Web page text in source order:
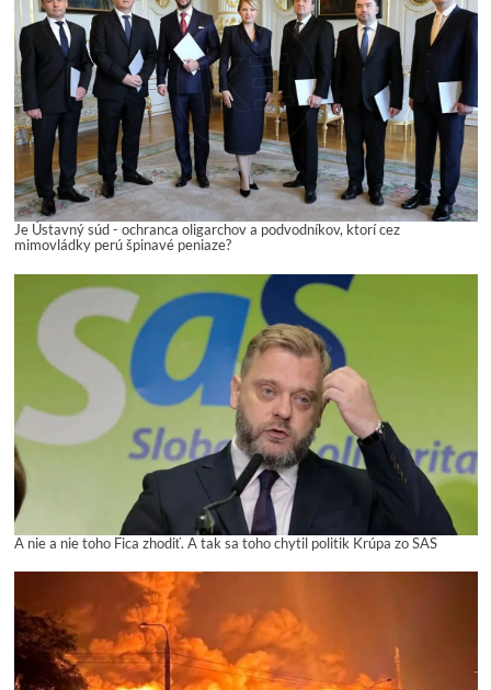
Je Ústavný súd - ochranca oligarchov a podvodníkov, ktorí cez
mimovládky perú špinavé peniaze?
A nie a nie toho Fica zhodiť. A tak sa toho chytil politik Krúpa zo SAS